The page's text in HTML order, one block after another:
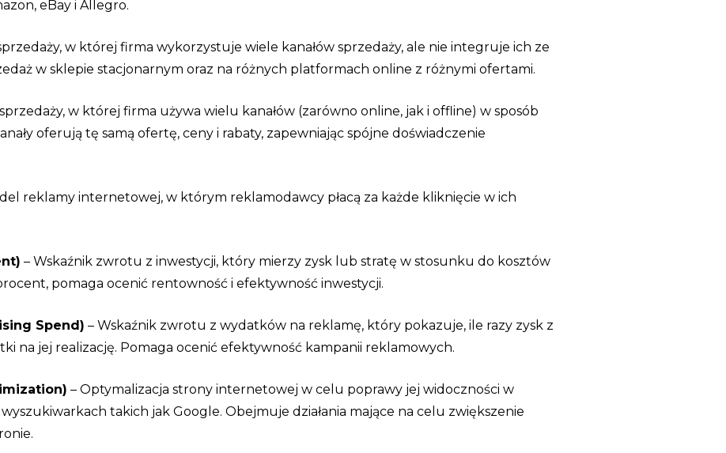
eBay i Allegro.
w której firma wykorzystuje wiele kanałów sprzedaży, ale nie integruje ich ze
w sklepie stacjonarnym oraz na różnych platformach online z różnymi ofertami.
w której firma używa wielu kanałów (zarówno online, jak i offline) w sposób
oferują tę samą ofertę, ceny i rabaty, zapewniając spójne doświadczenie
reklamy internetowej, w którym reklamodawcy płacą za każde kliknięcie w ich
– Wskaźnik zwrotu z inwestycji, który mierzy zysk lub stratę w stosunku do kosztów
pomaga ocenić rentowność i efektywność inwestycji.
Spend) – Wskaźnik zwrotu z wydatków na reklamę, który pokazuje, ile razy zysk z
na jej realizację. Pomaga ocenić efektywność kampanii reklamowych.
– Optymalizacja strony internetowej w celu poprawy jej widoczności w
takich jak Google. Obejmuje działania mające na celu zwiększenie